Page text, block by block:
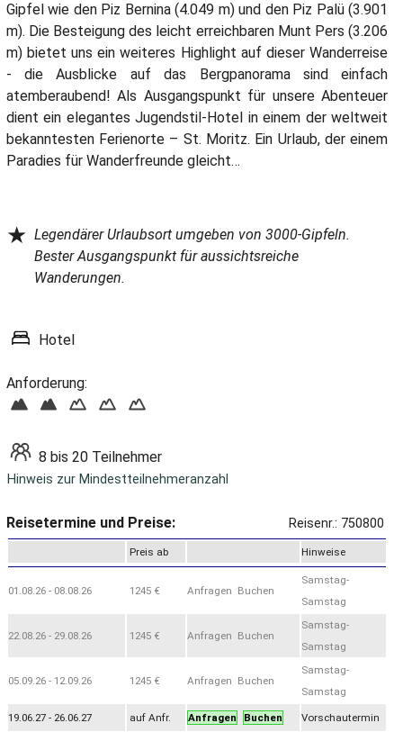
Gipfel wie den Piz Bernina (4.049 m) und den Piz Palü (3.901
m). Die Besteigung des leicht erreichbaren Munt Pers (3.206
m) bietet uns ein weiteres Highlight auf dieser Wanderreise
- die Ausblicke auf das Bergpanorama sind einfach
atemberaubend! Als Ausgangspunkt für unsere Abenteuer
dient ein elegantes Jugendstil-Hotel in einem der weltweit
bekanntesten Ferienorte – St. Moritz. Ein Urlaub, der einem
Paradies für Wanderfreunde gleicht…
★ Legendärer Urlaubsort umgeben von 3000-Gipfeln.
Bester Ausgangspunkt für aussichtsreiche
Wanderungen.
Hotel
Anforderung:
8 bis 20 Teilnehmer
Hinweis zur Mindestteilnehmeranzahl
Reisetermine und Preise: Reisenr.: 750800
Preis ab Hinweise
01.08.26 - 08.08.26 1245 € Anfragen Buchen
Samstag-
Samstag
22.08.26 - 29.08.26 1245 € Anfragen Buchen
Samstag-
Samstag
05.09.26 - 12.09.26 1245 € Anfragen Buchen
Samstag-
Samstag
19.06.27 - 26.06.27 auf Anfr. Anfragen Buchen Vorschautermin